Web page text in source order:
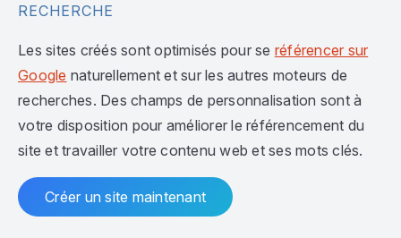
RECHERCHE
Les sites créés sont optimisés pour se référencer sur
Google naturellement et sur les autres moteurs de
recherches. Des champs de personnalisation sont à
votre disposition pour améliorer le référencement du
site et travailler votre contenu web et ses mots clés.
Créer un site maintenant